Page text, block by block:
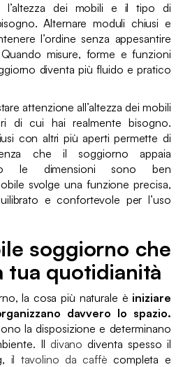
l’altezza dei mobili e il tipo di
Alternare moduli chiusi e
l’ordine senza appesantire
Quando misure, forme e funzioni
diventa più fluido e pratico
attenzione all’altezza dei mobili
di cui hai realmente bisogno.
con altri più aperti permette di
che il soggiorno appaia
le dimensioni sono ben
svolge una funzione precisa,
e confortevole per l’uso
soggiorno che
tua quotidianità
la cosa più naturale è iniziare
davvero lo spazio.
la disposizione e determinano
Il divano diventa spesso il
il tavolino da caffè completa e